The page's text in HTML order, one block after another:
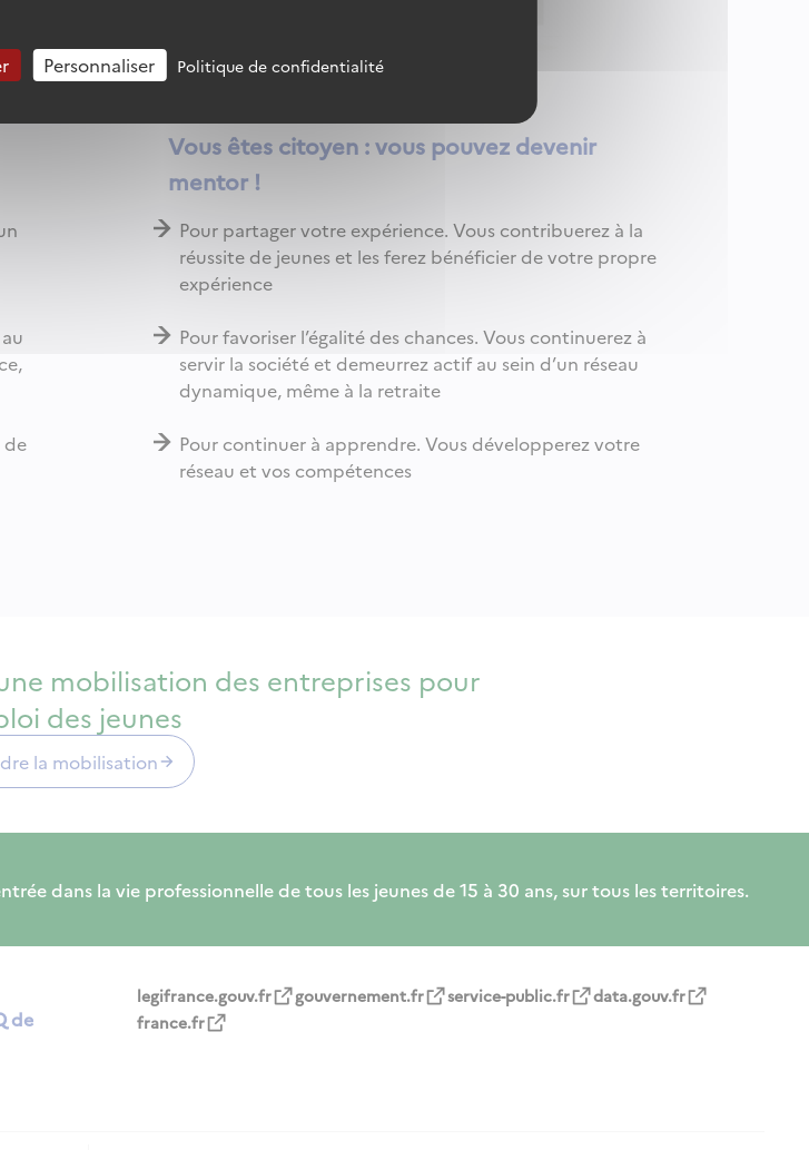
de
Vous êtes citoyen : vous pouvez devenir
mentor !
Pour partager votre expérience. Vous contribuerez à la
réussite de jeunes et les ferez bénéficier de votre propre
expérience
Pour favoriser l’égalité des chances. Vous continuerez à
servir la société et demeurrez actif au sein d’un réseau
dynamique, même à la retraite
Pour continuer à apprendre. Vous développerez votre
réseau et vos compétences
mobilisation des entreprises pour
des jeunes
la mobilisation
dans la vie professionnelle de tous les jeunes de 15 à 30 ans, sur tous les territoires.
de
legifrance.gouv.fr gouvernement.fr service-public.fr
data.gouv.fr
france.fr
Personnaliser Politique de confidentialité